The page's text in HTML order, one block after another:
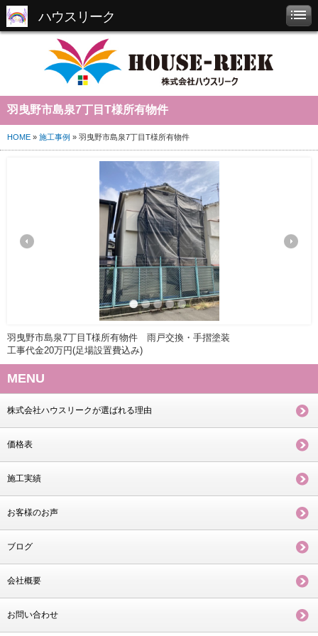
ハウスリーク
羽曳野市島泉7丁目T様所有物件
HOME » 施工事例 » 羽曳野市島泉7丁目T様所有物件
羽曳野市島泉7丁目T様所有物件 雨戸交換・手摺塗装
工事代金20万円(足場設置費込み)
MENU
株式会社ハウスリークが選ばれる理由
価格表
施工実績
お客様のお声
ブログ
会社概要
お問い合わせ